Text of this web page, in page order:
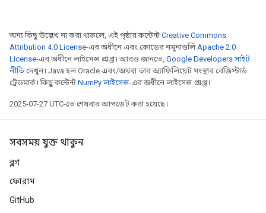
অন্য কিছু উল্লেখ না করা থাকলে, এই পৃষ্ঠার কন্টেন্ট Creative Commons
Attribution 4.0 License-এর অধীনে এবং কোডের নমুনাগুলিApache 2.0
License-এর অধীনে লাইসেন্স প্রাপ্ত। আরও জানতে, Google Developers সাইট
নীতি দেখুন। Java হল Oracle এবং/অথবা তার অ্যাফিলিয়েট সংস্থার রেজিস্টার্ড
ট্রেডমার্ক। কিছু কন্টেন্ট NumPy লাইসেন্স-এর অধীনে লাইসেন্স প্রাপ্ত।
2025-07-27 UTC-তে শেষবার আপডেট করা হয়েছে।
সবসময় যুক্ত থাকুন
ব্লগ
ফোরাম
GitHub